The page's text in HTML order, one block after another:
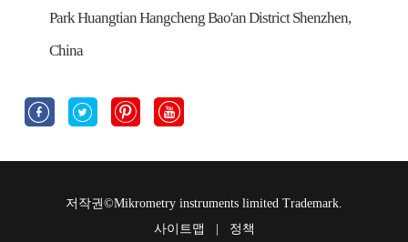
Park Huangtian Hangcheng Bao'an District Shenzhen,
China
   
저작권©Mikrometry instruments limited Trademark.
사이트맵 | 정책